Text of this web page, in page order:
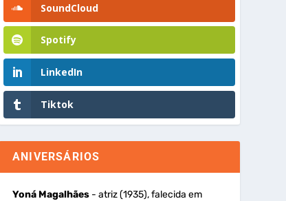
SoundCloud
Spotify
LinkedIn
Tiktok
ANIVERSÁRIOS
Yoná Magalhães- atriz (1935), falecida em